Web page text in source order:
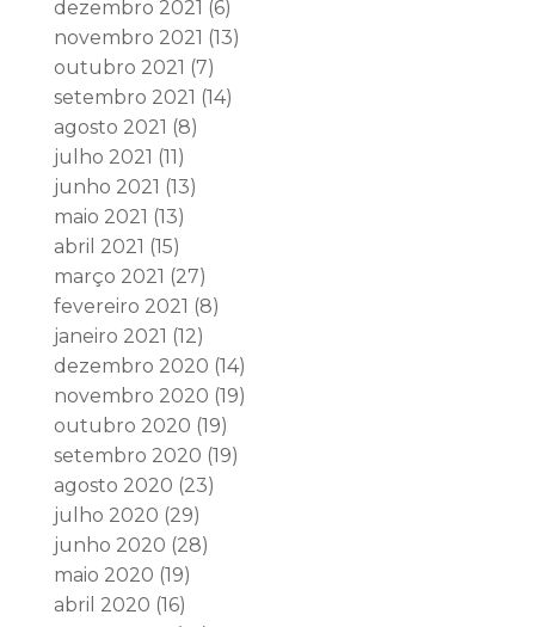
dezembro 2021 (6)
novembro 2021 (13)
outubro 2021 (7)
setembro 2021 (14)
agosto 2021 (8)
julho 2021 (11)
junho 2021 (13)
maio 2021 (13)
abril 2021 (15)
março 2021 (27)
fevereiro 2021 (8)
janeiro 2021 (12)
dezembro 2020 (14)
novembro 2020 (19)
outubro 2020 (19)
setembro 2020 (19)
agosto 2020 (23)
julho 2020 (29)
junho 2020 (28)
maio 2020 (19)
abril 2020 (16)